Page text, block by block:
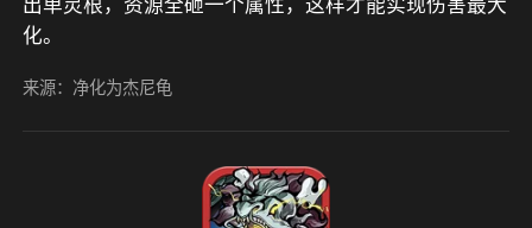
化。
来源：净化为杰尼龟